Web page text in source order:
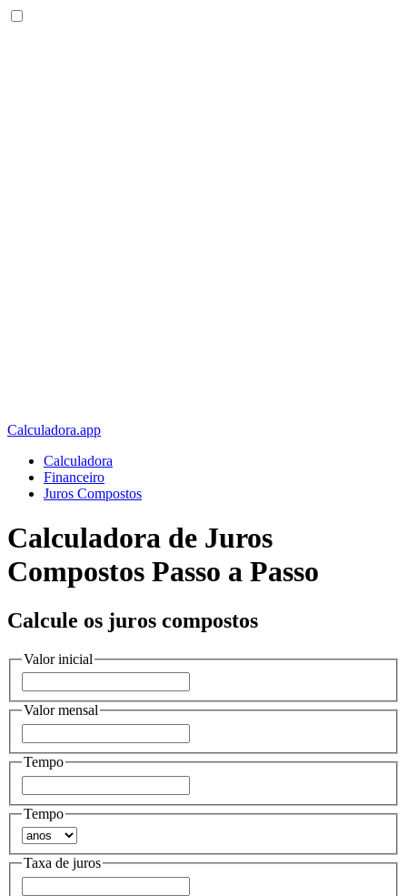
Calculadora.app
Calculadora
Financeiro
Juros Compostos
Calculadora de Juros
Compostos Passo a Passo
Calcule os juros compostos
Valor inicial
Valor mensal
Tempo
Tempo
Taxa de juros